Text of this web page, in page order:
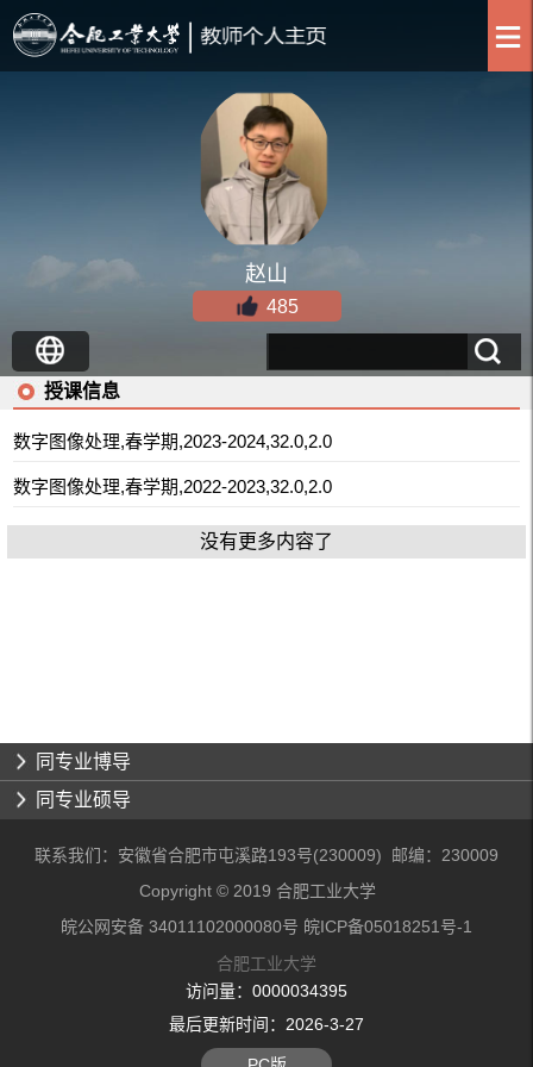
赵山
485
授课信息
数字图像处理,春学期,2023-2024,32.0,2.0
数字图像处理,春学期,2022-2023,32.0,2.0
没有更多内容了
同专业博导
同专业硕导
联系我们：安徽省合肥市屯溪路193号(230009) 邮编：230009
Copyright © 2019 合肥工业大学
皖公网安备 34011102000080号 皖ICP备05018251号-1
合肥工业大学
访问量： 0000034395
最后更新时间： 2026-3-27